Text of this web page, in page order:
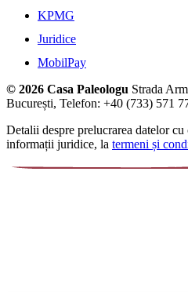
KPMG
Juridice
MobilPay
© 2026 Casa Paleologu Strada
București, Telefon: +40 (733) 571
Detalii despre prelucrarea datelor cu
informații juridice, la termeni și